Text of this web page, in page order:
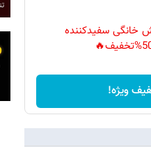
خانگی سفیدکننده
ویژه!